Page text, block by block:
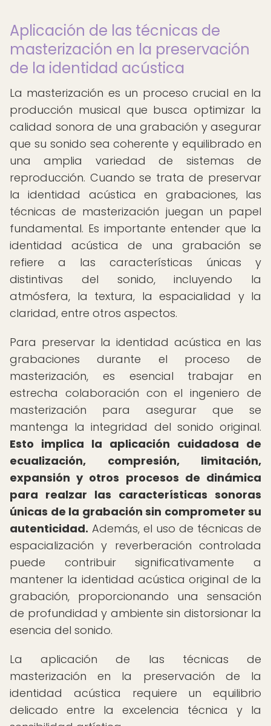
Aplicación de las técnicas de
masterización en la preservación
de la identidad acústica
La masterización es un proceso crucial en la
producción musical que busca optimizar la
calidad sonora de una grabación y asegurar
que su sonido sea coherente y equilibrado en
una amplia variedad de sistemas de
reproducción. Cuando se trata de preservar
la identidad acústica en grabaciones, las
técnicas de masterización juegan un papel
fundamental. Es importante entender que la
identidad acústica de una grabación se
refiere a las características únicas y
distintivas del sonido, incluyendo la
atmósfera, la textura, la espacialidad y la
claridad, entre otros aspectos.
Para preservar la identidad acústica en las
grabaciones durante el proceso de
masterización, es esencial trabajar en
estrecha colaboración con el ingeniero de
masterización para asegurar que se
mantenga la integridad del sonido original.
Esto implica la aplicación cuidadosa de
ecualización, compresión, limitación,
expansión y otros procesos de dinámica
para realzar las características sonoras
únicas de la grabación sin comprometer su
autenticidad. Además, el uso de técnicas de
espacialización y reverberación controlada
puede contribuir significativamente a
mantener la identidad acústica original de la
grabación, proporcionando una sensación
de profundidad y ambiente sin distorsionar la
esencia del sonido.
La aplicación de las técnicas de
masterización en la preservación de la
identidad acústica requiere un equilibrio
delicado entre la excelencia técnica y la